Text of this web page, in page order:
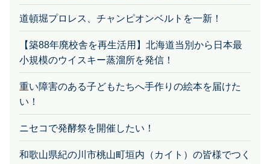
道頓堀プロレス、チャンピオンベルトを一新！
【築88年廃校舎を再生活用】北海道当別から日本最
小規模のウイスキー蒸溜所を発信！
重い障害のある子どもたちへ手作りの絵本を届けた
い！
ニセコで発酵祭を開催したい！
和歌山県紀の川市桃山町垣内（カイト）の皆様でつく